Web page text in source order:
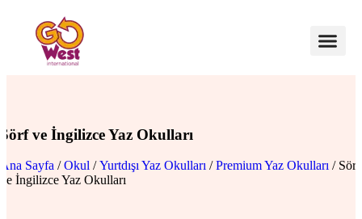
Sörf ve İngilizce Yaz Okulları
Ana Sayfa /Okul /Yurtdışı Yaz Okulları /Premium Yaz Okulları / Sörf
ve İngilizce Yaz Okulları